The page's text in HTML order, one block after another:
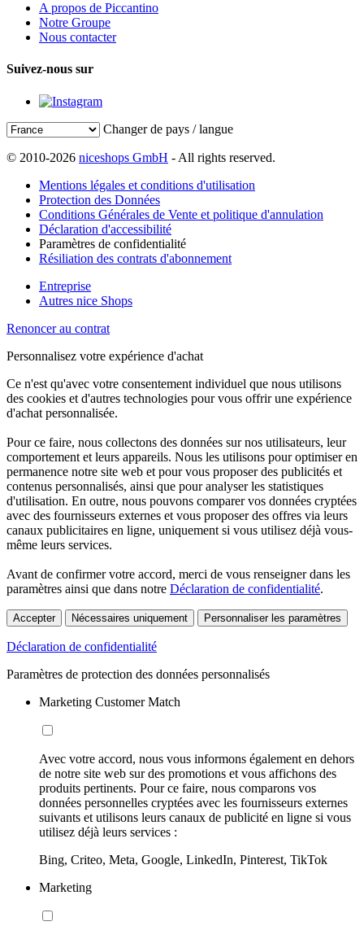
A propos de Piccantino
Notre Groupe
Nous contacter
Suivez-nous sur
Changer de pays / langue
© 2010-2026 niceshops GmbH - All rights reserved.
Mentions légales et conditions d'utilisation
Protection des Données
Conditions Générales de Vente et politique d'annulation
Déclaration d'accessibilité
Paramètres de confidentialité
Résiliation des contrats d'abonnement
Entreprise
Autres nice Shops
Renoncer au contrat
Personnalisez votre expérience d'achat
Ce n'est qu'avec votre consentement individuel que nous utilisons
des cookies et d'autres technologies pour vous offrir une expérience
d'achat personnalisée.
Pour ce faire, nous collectons des données sur nos utilisateurs, leur
comportement et leurs appareils. Nous les utilisons pour optimiser en
permanence notre site web et pour vous proposer des publicités et
contenus personnalisés, ainsi que pour analyser les statistiques
d'utilisation. En outre, nous pouvons comparer vos données cryptées
avec des fournisseurs externes et vous proposer des offres via leurs
canaux publicitaires en ligne, uniquement si vous utilisez déjà vous-
même leurs services.
Avant de confirmer votre accord, merci de vous renseigner dans les
paramètres ainsi que dans notre Déclaration de confidentialité.
Accepter Nécessaires uniquement Personnaliser les paramètres
Déclaration de confidentialité
Paramètres de protection des données personnalisés
Marketing Customer Match
Avec votre accord, nous vous informons également en dehors
de notre site web sur des promotions et vous affichons des
produits pertinents. Pour ce faire, nous comparons vos
données personnelles cryptées avec les fournisseurs externes
suivants et utilisons leurs canaux de publicité en ligne si vous
utilisez déjà leurs services :
Bing, Criteo, Meta, Google, LinkedIn, Pinterest, TikTok
Marketing